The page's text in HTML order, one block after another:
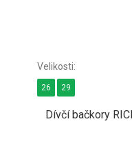
Dívčí bačkory
26 29